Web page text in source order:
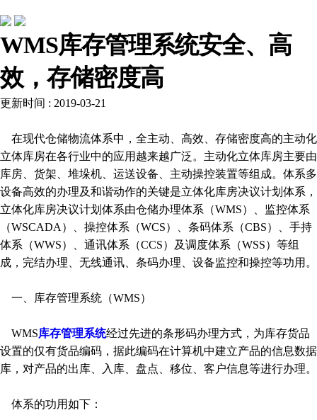
WMS库存管理系统安全、高
效，存储密度高
更新时间 : 2019-03-21
在现代仓储物流体系中，全主动、高效、存储密度高的主动化
立体库房在各行业中的应用越来越广泛。主动化立体库房主要由
库房、货架、堆垛机、运送设备、主动操控装置等组成。体系多
设备高效的办理及和谐动作的关键是立体化库房决议计划体系，
立体化库房决议计划体系由仓储办理体系（WMS）、监控体系
（WSCADA）、操控体系（WCS）、条码体系（CBS）、手持
体系（WWS）、通讯体系（CCS）及调度体系（WSS）等组
成，完结办理、无线通讯、条码办理、设备监控和操控等功用。
一、库存管理系统（WMS）
WMS库存管理系统经过先进的条形码办理方式，为库存货品
设置的仅有货品编码，据此编码在计算机中建立产品的信息数据
库，对产品的出库、入库、盘点、移位、客户信息等进行办理。
体系的功用如下：